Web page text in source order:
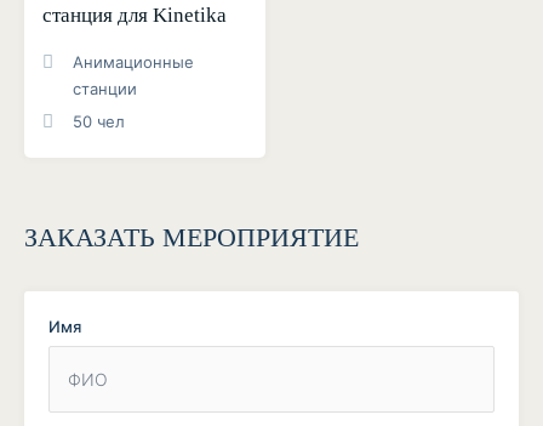
станция для Kinetika
Анимационные
станции
50 чел
ЗАКАЗАТЬ МЕРОПРИЯТИЕ
Имя